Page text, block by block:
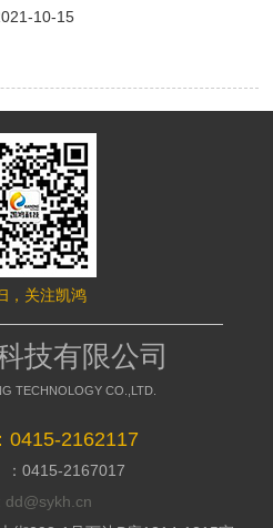
后都是一个高额的订单，假如不能做
询盘转化，那意味着网络推行是失败
，所以要明白的了解搭站公司的策划
干; 2、看搭站公司的美工规划才
美工的才干决议推行型网站留
用户的形象，如今的消费者不缺少内
，缺少的是视觉，如今市面上的网站
是千人一面的，当访客户，发现一个
公司的形象，情不自禁的即是深化浏
，招引用户，提高方针客户对公司的
感; 3、看搭站公司的搭站才干
系，如今市面上很多的建站公司都是仿
别人的，可以把外观做到相似，可是
台系能却相差万里，很多的仿站的建
。移动端网站有流量了，每天就会有
专家们向大家介绍了移动端流量异常
解决方案。 什么是移动端流量
常? 移动端流量异常可以通过平
两个渠道数据判断： 1、 站长平
流量与关键词的工具 2、 移动适
中的移动适配状态曲线图 这两
地方如果出现流量突然间下降50%以
，且持续性降低，四五天后流量没有
显涨幅的。 移动端的排查流程
果出现上述现象，建议大家按照
面流程图进行排查 索引量下降
见原因及解决方案
id=331 站点流量异常追查文档
zhanzhang.baidu.com/college/
纯移动站、代码适配，自
适应与跳转适配有些不同，所以根据站
10-15
，关注凯鸿
技有限公司
TECHNOLOGY CO.,LTD.
0415-2162117
：0415-2167017
dd@sykh.cn